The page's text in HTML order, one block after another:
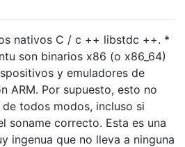
nativos C / c ++ libstdc ++. *
son binarios x86 (o x86_64)
y emuladores de
ARM. Por supuesto, esto no
todos modos, incluso si
soname correcto. Esta es una
ingenua que no lleva a ninguna